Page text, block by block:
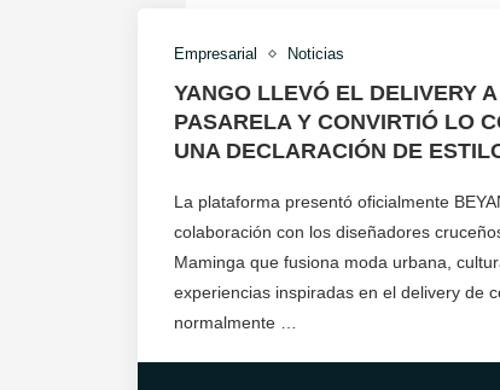
Empresarial Noticias
YANGO LLEVÓ EL DELIVERY
PASARELA Y CONVIRTIÓ LO
UNA DECLARACIÓN DE
La plataforma presentó oficialmente
colaboración con los diseñadores
Maminga que fusiona moda urbana,
experiencias inspiradas en el delivery de
normalmente …